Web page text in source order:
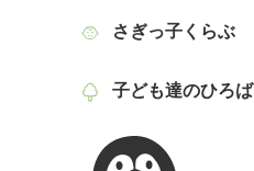
さぎっ子くらぶ
子ども達のひろば